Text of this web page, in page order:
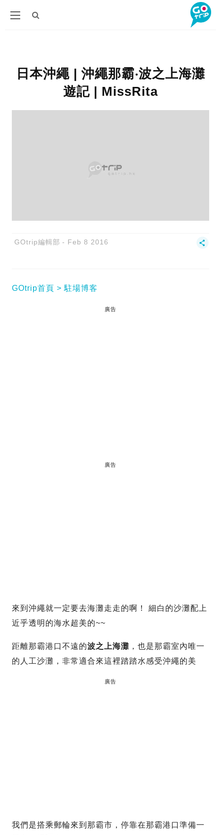
日本沖繩 | 沖繩那霸‧波之上海灘
遊記 | MissRita
GOtrip編輯部 Feb 8 2016
GOtrip首頁 駐場博客
廣告
廣告
來到沖繩就一定要去海灘走走的啊！ 細白的沙灘配上
近乎透明的海水超美的~~
距離那霸港口不遠的波之上海灘 ，也是那霸室內唯一
的人工沙灘，非常適合來這裡踏踏水感受沖繩的美
廣告
我們是搭乘郵輪來到那霸市，停靠在那霸港口準備一